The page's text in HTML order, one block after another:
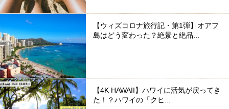
【ウィズコロナ旅行記・第1弾】オアフ
島はどう変わった？絶景と絶品...
【4K HAWAII】ハワイに活気が戻ってき
た！？ハワイの「クヒ...